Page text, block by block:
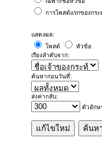
การโพสต์แรกของกร
แสดงผล:
โพสต์
หัวข้อ
เรียงลำดับจาก:
ค้นหาก่อนวันที่:
ส่งค่ากลับ:
ตัวอักษ